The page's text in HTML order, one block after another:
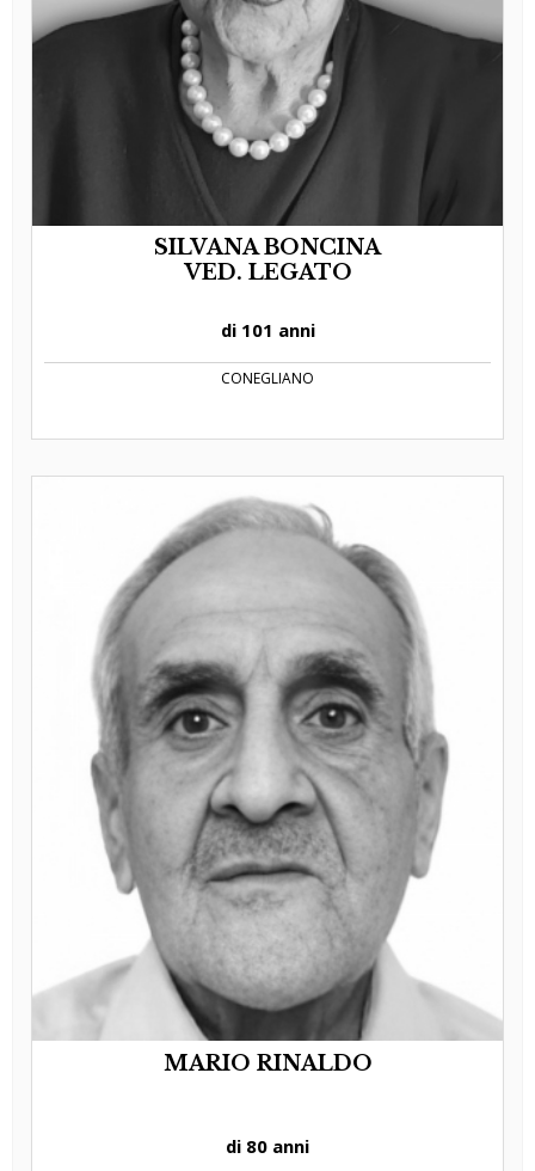
SILVANA BONCINA
VED. LEGATO
di 101 anni
CONEGLIANO
MARIO RINALDO
di 80 anni